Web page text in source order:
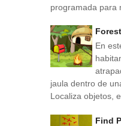
programada para
En
jaula dentro de
Localiza objetos,
Find